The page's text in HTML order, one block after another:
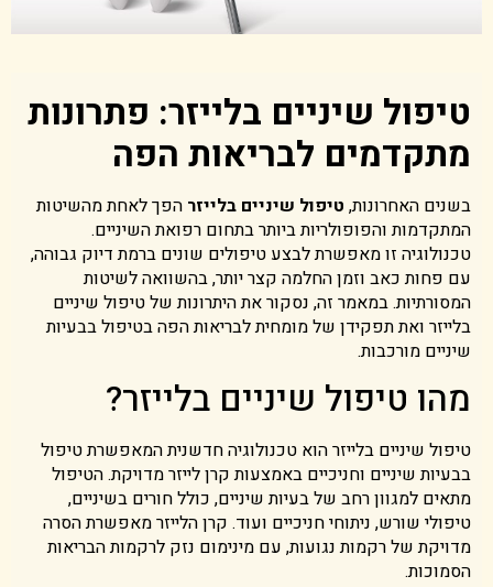
טיפול שיניים בלייזר: פתרונות
מתקדמים לבריאות הפה
בשנים האחרונות, טיפול שיניים בלייזר הפך לאחת מהשיטות
המתקדמות והפופולריות ביותר בתחום רפואת השיניים.
טכנולוגיה זו מאפשרת לבצע טיפולים שונים ברמת דיוק גבוהה,
עם פחות כאב וזמן החלמה קצר יותר, בהשוואה לשיטות
המסורתיות. במאמר זה, נסקור את היתרונות של טיפול שיניים
בלייזר ואת תפקידן של מומחית לבריאות הפה בטיפול בבעיות
שיניים מורכבות.
מהו טיפול שיניים בלייזר?
טיפול שיניים בלייזר הוא טכנולוגיה חדשנית המאפשרת טיפול
בבעיות שיניים וחניכיים באמצעות קרן לייזר מדויקת. הטיפול
מתאים למגוון רחב של בעיות שיניים, כולל חורים בשיניים,
טיפולי שורש, ניתוחי חניכיים ועוד. קרן הלייזר מאפשרת הסרה
מדויקת של רקמות נגועות, עם מינימום נזק לרקמות הבריאות
הסמוכות.